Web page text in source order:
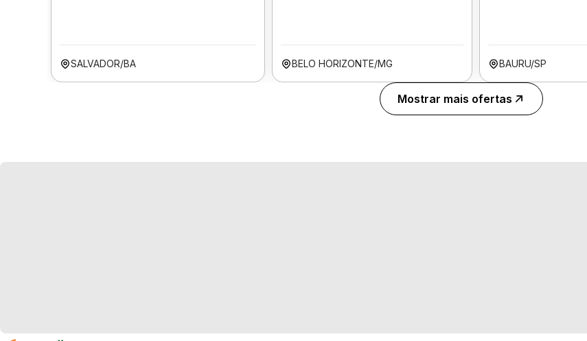
SALVADOR/BA BELO HORIZONTE/MG BAURU/SP
Mostrar mais ofertas